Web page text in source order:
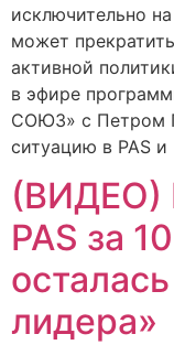
исключительно
может
активной
в эфире
СОЮЗ» с Петром
ситуацию в PAS
(ВИДЕО)
PAS за
лидера»